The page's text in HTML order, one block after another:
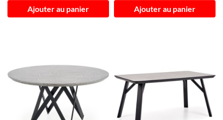
Ajouter au panier Ajouter au panier